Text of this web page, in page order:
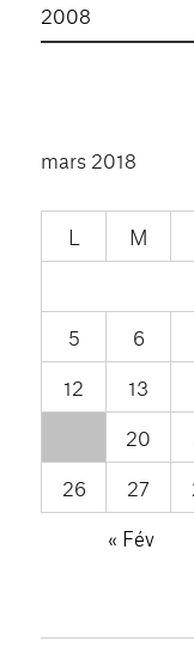
2008
mars 2018
L M
5
6
12
13
20
26
27
« Fév